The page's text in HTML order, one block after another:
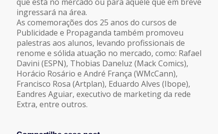
ingressará na área.
As comemorações dos 25 anos do cursos de
Publicidade e Propaganda também promoveu
palestras aos alunos, levando profissionais de
renome e sólida atuação no mercado, como: Rafael
Davini (ESPN), Thobias Daneluz (Mack Comics),
Horácio Rosário e André França (WMcCann),
Francisco Rosa (Artplan), Eduardo Alves (Ibope),
Eandres Aguiar, executivo de marketing da rede
Extra, entre outros.